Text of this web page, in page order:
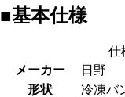
■基本仕様
仕
メーカー
日野
形状
冷凍バ